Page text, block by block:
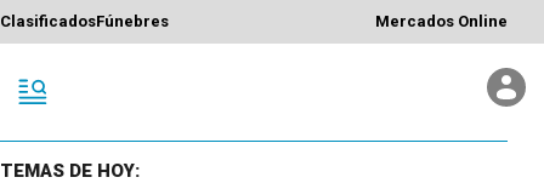
ClasificadosFúnebres Mercados Online
TEMAS DE HOY: